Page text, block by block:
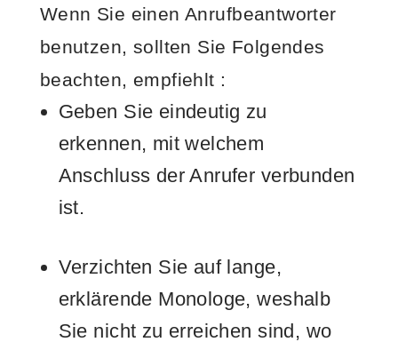
Wenn Sie einen Anrufbeantworter
benutzen, sollten Sie Folgendes
beachten, empfiehlt :
Geben Sie eindeutig zu
erkennen, mit welchem
Anschluss der Anrufer verbunden
ist.
Verzichten Sie auf lange,
erklärende Monologe, weshalb
Sie nicht zu erreichen sind, wo